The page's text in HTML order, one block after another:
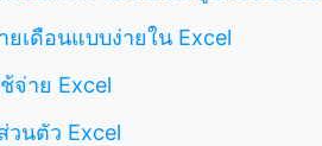
เดือนแบบง่ายใน Excel
จ่าย Excel
นตัว Excel